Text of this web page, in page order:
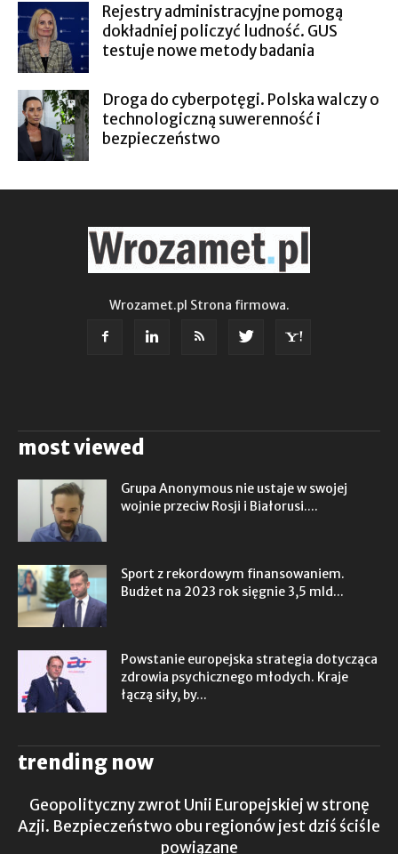
Rejestry administracyjne pomogą
dokładniej policzyć ludność. GUS
testuje nowe metody badania
Droga do cyberpotęgi. Polska walczy o
technologiczną suwerenność i
bezpieczeństwo
Wrozamet.pl Strona firmowa.
most viewed
Grupa Anonymous nie ustaje w swojej
wojnie przeciw Rosji i Białorusi....
Sport z rekordowym finansowaniem.
Budżet na 2023 rok sięgnie 3,5 mld...
Powstanie europejska strategia dotycząca
zdrowia psychicznego młodych. Kraje
łączą siły, by...
trending now
Geopolityczny zwrot Unii Europejskiej w stronę
Azji. Bezpieczeństwo obu regionów jest dziś ściśle
powiązane